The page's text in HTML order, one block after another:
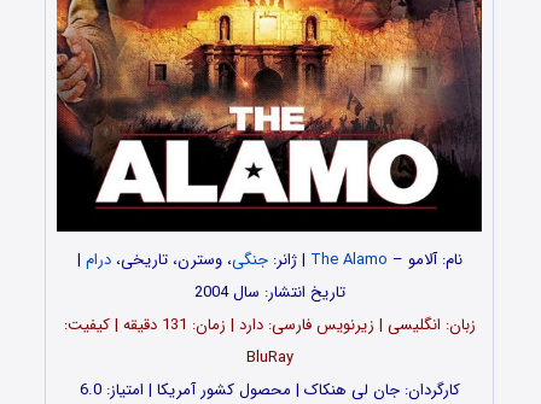
نام: آلامو – The Alamo | ژانر:جنگی، وسترن، تاریخی،درام |
تاریخ انتشار: سال 2004
زبان: انگلیسی | زیرنویس فارسی: دارد | زمان: 131 دقیقه | کیفیت:
BluRay
کارگردان: جان لی هنکاک | محصول کشور آمریکا | امتیاز: 6.0